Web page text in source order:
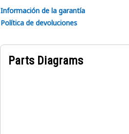
Información de la garantía
Política de devoluciones
Parts Diagrams